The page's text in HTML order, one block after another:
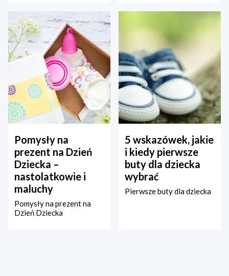
Pomysły na
prezent na Dzień
Dziecka –
nastolatkowie i
maluchy
Pomysły na prezent na
Dzień Dziecka
5 wskazówek, jakie
i kiedy pierwsze
buty dla dziecka
wybrać
Pierwsze buty dla dziecka